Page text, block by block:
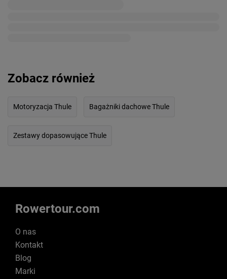
Zobacz również
Motoryzacja Thule Bagażniki dachowe Thule
Zestawy dopasowujące Thule
Rowertour.com
O nas
Kontakt
Blog
Marki